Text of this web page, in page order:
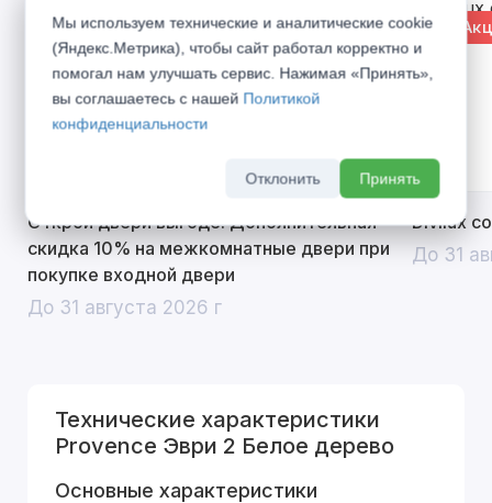
% Акция
Открой двери выгоде. Дополнительная
скидка 10% на межкомнатные двери при
покупке входной двери
До 31 августа 2026 г
%
Divilux
До 31
Технические характеристики
Provence Эври 2 Белое дерево
Основные характеристики
Мы используем технические и аналитические cookie
(Яндекс.Метрика), чтобы сайт работал корректно и
помогал нам улучшать сервис. Нажимая «Принять»,
вы соглашаетесь с нашей Политикой
конфиденциальности
Отклонить Принять